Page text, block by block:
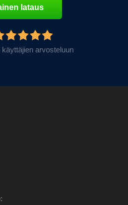
lataus
käyttäjien arvosteluun